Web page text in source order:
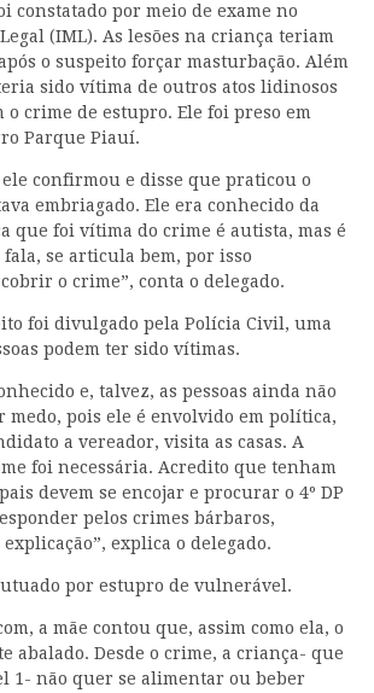
constatado por meio de exame no
(IML). As lesões na criança teriam
o suspeito forçar masturbação. Além
sido vítima de outros atos lidinosos
o crime de estupro. Ele foi preso em
Parque Piauí.
confirmou e disse que praticou o
embriagado. Ele era conhecido da
que foi vítima do crime é autista, mas é
se articula bem, por isso
o crime”, conta o delegado.
foi divulgado pela Polícia Civil, uma
podem ter sido vítimas.
e, talvez, as pessoas ainda não
medo, pois ele é envolvido em política,
a vereador, visita as casas. A
foi necessária. Acredito que tenham
devem se encojar e procurar o 4º DP
pelos crimes bárbaros,
explica o delegado.
por estupro de vulnerável.
a mãe contou que, assim como ela, o
abalado. Desde o crime, a criança- que
1- não quer se alimentar ou beber